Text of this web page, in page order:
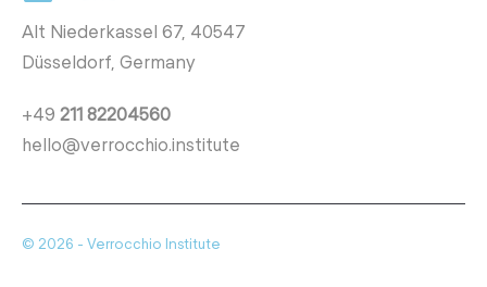
Alt Niederkassel 67, 40547
Düsseldorf, Germany
+49 211 82204560
hello@verrocchio.institute
© 2026 - Verrocchio Institute